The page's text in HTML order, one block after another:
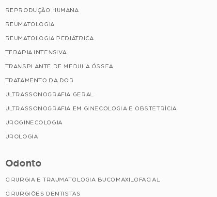
REPRODUÇÃO HUMANA
REUMATOLOGIA
REUMATOLOGIA PEDIÁTRICA
TERAPIA INTENSIVA
TRANSPLANTE DE MEDULA ÓSSEA
TRATAMENTO DA DOR
ULTRASSONOGRAFIA GERAL
ULTRASSONOGRAFIA EM GINECOLOGIA E OBSTETRÍCIA
UROGINECOLOGIA
UROLOGIA
Odonto
CIRURGIA E TRAUMATOLOGIA BUCOMAXILOFACIAL
CIRURGIÕES DENTISTAS